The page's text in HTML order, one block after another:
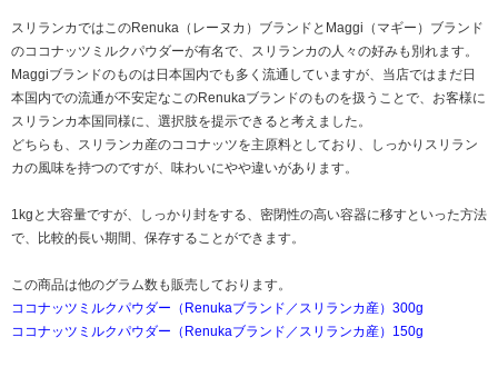
スリランカではこのRenuka（レーヌカ）ブランドとMaggi（マギー）ブランド
のココナッツミルクパウダーが有名で、スリランカの人々の好みも別れます。
Maggiブランドのものは日本国内でも多く流通していますが、当店ではまだ日
本国内での流通が不安定なこのRenukaブランドのものを扱うことで、お客様に
スリランカ本国同様に、選択肢を提示できると考えました。
どちらも、スリランカ産のココナッツを主原料としており、しっかりスリラン
カの風味を持つのですが、味わいにやや違いがあります。
1kgと大容量ですが、しっかり封をする、密閉性の高い容器に移すといった方法
で、比較的長い期間、保存することができます。
この商品は他のグラム数も販売しております。
ココナッツミルクパウダー（Renukaブランド／スリランカ産）300g
ココナッツミルクパウダー（Renukaブランド／スリランカ産）150g